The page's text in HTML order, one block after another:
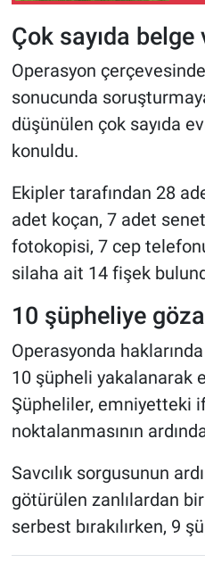
Çok sayıda belge
Operasyon
sonucunda
düşünülen çok sayıda
konuldu.
Ekipler tarafından 28
adet koçan, 7 adet
fotokopisi, 7 cep
silaha ait 14 fişek
10 şüpheliye
Operasyonda
10 şüpheli yakalanarak
Şüpheliler, emniyetteki
noktalanmasının
Savcılık sorgusunun
götürülen zanlılardan
serbest bırakılırken, 9